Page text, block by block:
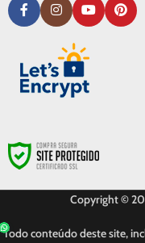
Copyright ©
Todo conteúdo deste site,